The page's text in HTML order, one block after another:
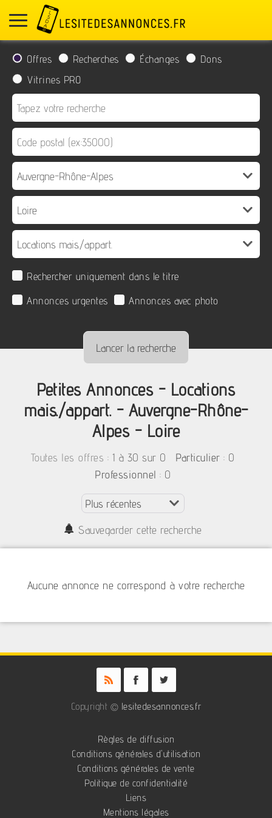
Offres Recherches Échanges
Dons
Vitrines PRO
Rechercher uniquement dans le titre
Annonces urgentes
Annonces avec photo
Petites Annonces - Locations
mais./appart. - Auvergne-Rhône-
Alpes - Loire
Toutes les offres : 1 à 30 sur 0 Particulier : 0
Professionnel : 0
Sauvegarder cette recherche
Aucune annonce ne correspond à votre recherche
Copyright © lesitedesannonces.fr
Règles de diffusion
Conditions générales d'utilisation
Conditions générales de vente
Politique de confidentialité
Liens
Mentions légales